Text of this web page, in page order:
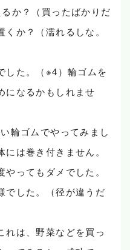
か？（買ったばかりだ
か？（濡れるしな。
した。（※4）輪ゴムを
になるかもしれませ
輪ゴムでやってみまし
は巻き付きません。
ってもダメでした。
でした。（径が違うだ
れは、野菜などを買っ